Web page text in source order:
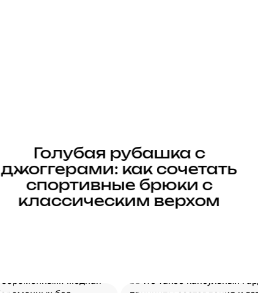
Голубая рубашка с
джоггерами: как сочетать
спортивные брюки с
классическим верхом